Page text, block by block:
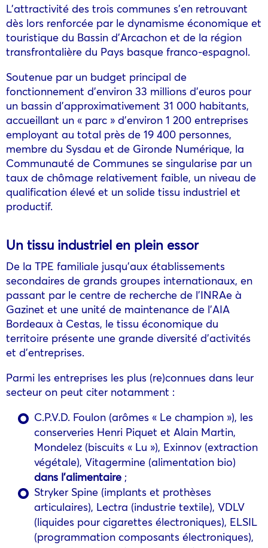
L’attractivité des trois communes s’en retrouvant
dès lors renforcée par le dynamisme économique et
touristique du Bassin d’Arcachon et de la région
transfrontalière du Pays basque franco-espagnol.
Soutenue par un budget principal de
fonctionnement d’environ 33 millions d’euros pour
un bassin d’approximativement 31 000 habitants,
accueillant un « parc » d’environ 1 200 entreprises
employant au total près de 19 400 personnes,
membre du Sysdau et de Gironde Numérique, la
Communauté de Communes se singularise par un
taux de chômage relativement faible, un niveau de
qualification élevé et un solide tissu industriel et
productif.
Un tissu industriel en plein essor
De la TPE familiale jusqu’aux établissements
secondaires de grands groupes internationaux, en
passant par le centre de recherche de l’INRAe à
Gazinet et une unité de maintenance de l’AIA
Bordeaux à Cestas, le tissu économique du
territoire présente une grande diversité d’activités
et d’entreprises.
Parmi les entreprises les plus (re)connues dans leur
secteur on peut citer notamment :
C.P.V.D. Foulon (arômes « Le champion »), les
conserveries Henri Piquet et Alain Martin,
Mondelez (biscuits « Lu »), Exinnov (extraction
végétale), Vitagermine (alimentation bio)
dans l’alimentaire ;
Stryker Spine (implants et prothèses
articulaires), Lectra (industrie textile), VDLV
(liquides pour cigarettes électroniques), ELSIL
(programmation composants électroniques),